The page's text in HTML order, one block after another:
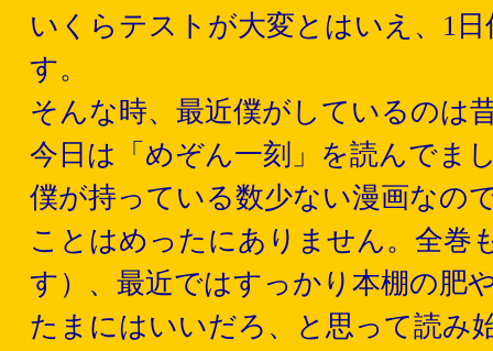
いくらテストが大変とはいえ、1
す。
そんな時、最近僕がしているのは
今日は「めぞん一刻」を読んでま
僕が持っている数少ない漫画なの
ことはめったにありません。全巻
す）、最近ではすっかり本棚の肥
たまにはいいだろ、と思って読み